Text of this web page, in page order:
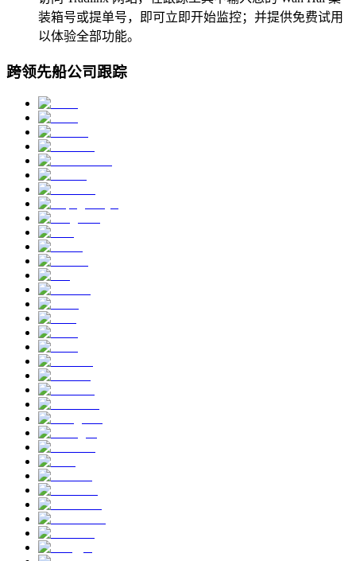
装箱号或提单号，即可立即开始监控；并提供免费试用
以体验全部功能。
跨领先船公司跟踪